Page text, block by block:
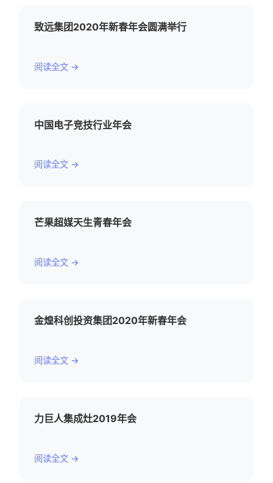
致远集团2020年新春年会圆满举行
阅读全文 →
中国电子竞技行业年会
阅读全文 →
芒果超媒天生青春年会
阅读全文 →
金煌科创投资集团2020年新春年会
阅读全文 →
力巨人集成灶2019年会
阅读全文 →